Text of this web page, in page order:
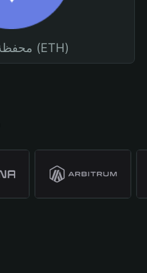
محفظة إيثيريوم (ETH)